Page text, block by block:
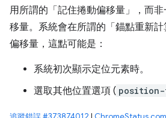
用所謂的「記住捲動偏移量」，而
移量。系統會在所謂的「錨點重新
偏移量，這點可能是：
系統初次顯示定位元素時。
選取其他位置選項 (